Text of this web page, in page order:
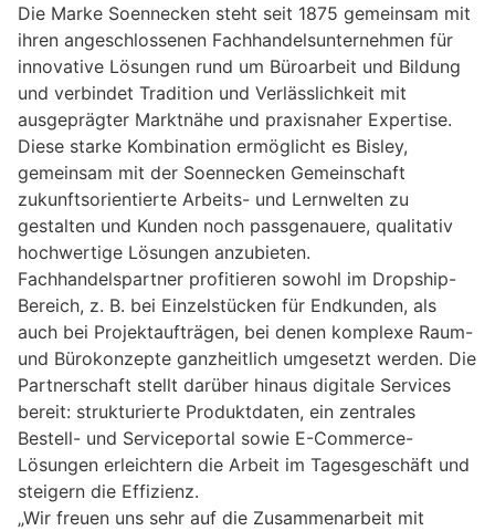
Die Marke Soennecken steht seit 1875 gemeinsam mit
ihren angeschlossenen Fachhandelsunternehmen für
innovative Lösungen rund um Büroarbeit und Bildung
und verbindet Tradition und Verlässlichkeit mit
ausgeprägter Marktnähe und praxisnaher Expertise.
Diese starke Kombination ermöglicht es Bisley,
gemeinsam mit der Soennecken Gemeinschaft
zukunftsorientierte Arbeits- und Lernwelten zu
gestalten und Kunden noch passgenauere, qualitativ
hochwertige Lösungen anzubieten.
Fachhandelspartner profitieren sowohl im Dropship-
Bereich, z. B. bei Einzelstücken für Endkunden, als
auch bei Projektaufträgen, bei denen komplexe Raum-
und Bürokonzepte ganzheitlich umgesetzt werden. Die
Partnerschaft stellt darüber hinaus digitale Services
bereit: strukturierte Produktdaten, ein zentrales
Bestell- und Serviceportal sowie E-Commerce-
Lösungen erleichtern die Arbeit im Tagesgeschäft und
steigern die Effizienz.
„Wir freuen uns sehr auf die Zusammenarbeit mit